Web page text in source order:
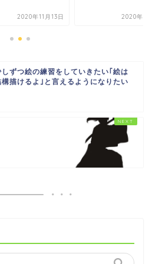
2020年11月13日 2020年10
しずつ絵の練習をしていきたい｢絵は
構描けるよ｣と言えるようになりたい